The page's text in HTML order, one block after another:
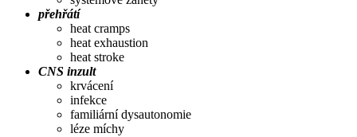
přehřátí
heat cramps
heat exhaustion
heat stroke
CNS inzult
krvácení
infekce
familiární dysautonomie
léze míchy